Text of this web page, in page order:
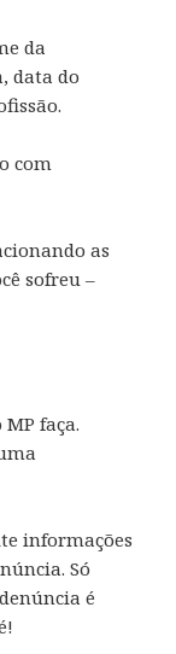
da
data do
com
as
sofreu –
faça.
informações
Só
é